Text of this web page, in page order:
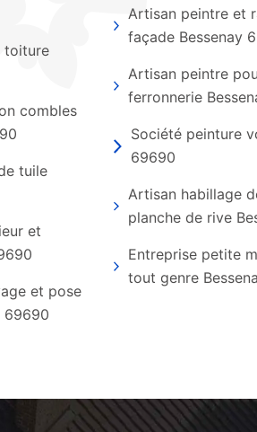
toiture
combles
tuile
et
et pose
69690
Artisan peintre et
façade Bessenay
Artisan peintre
ferronnerie
Société peinture
69690
Artisan habillage
planche de rive
Entreprise petite
tout genre